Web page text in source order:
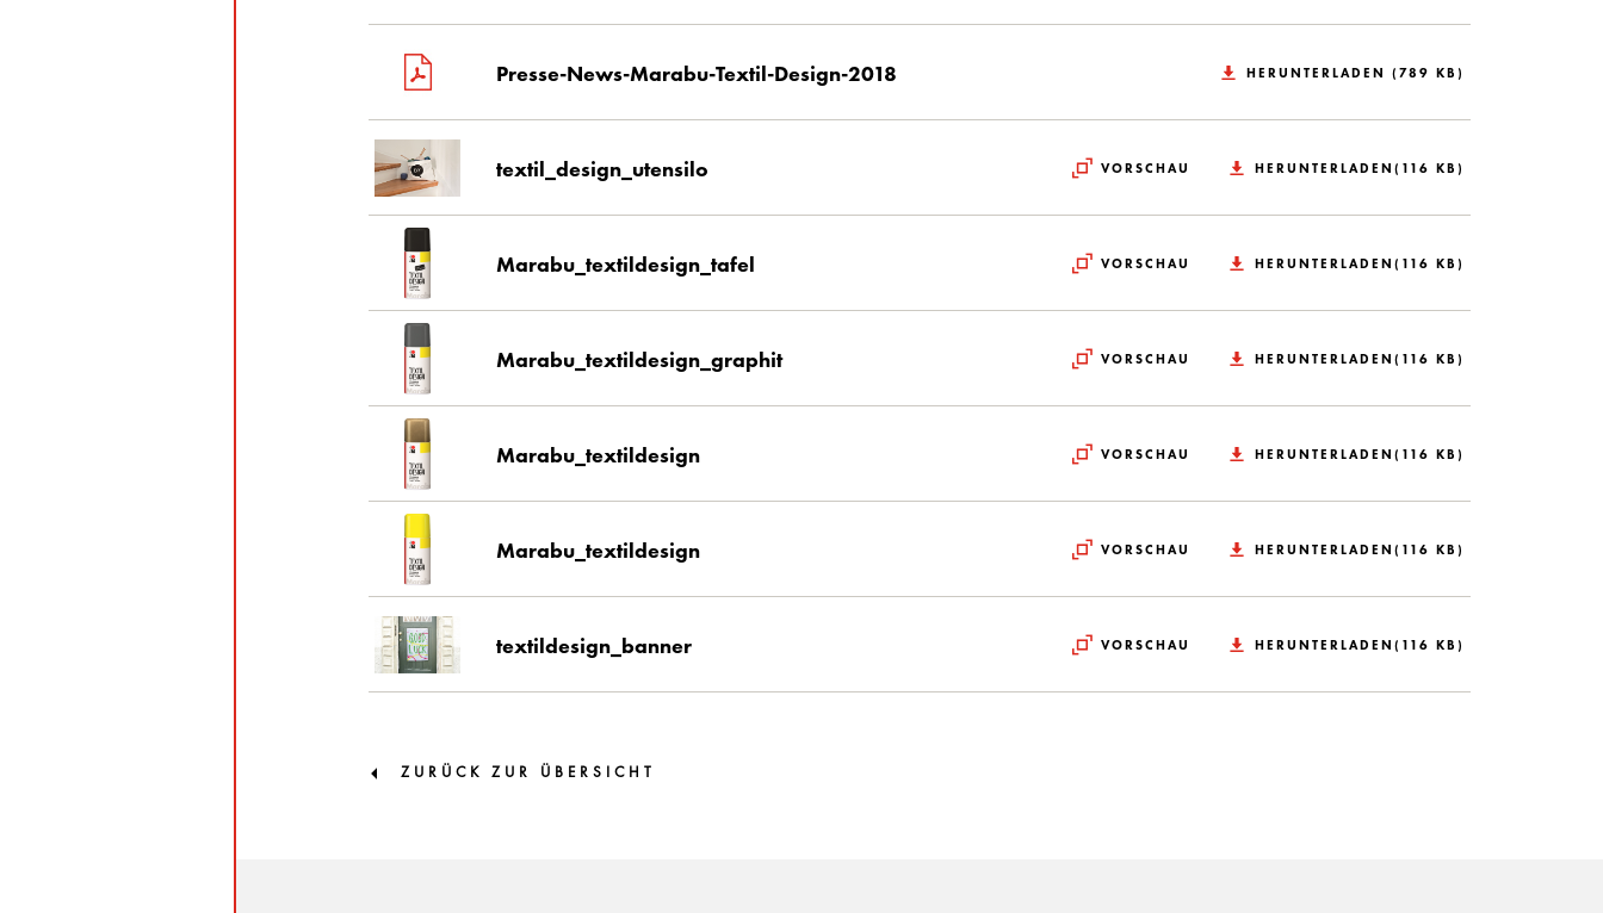
Presse-News-Marabu-Textil-Design-2018 HERUNTERLADEN (789 KB)
textil_design_utensilo VORSCHAU HERUNTERLADEN(116 KB)
Marabu_textildesign_tafel VORSCHAU HERUNTERLADEN(116 KB)
Marabu_textildesign_graphit VORSCHAU HERUNTERLADEN(116 KB)
Marabu_textildesign VORSCHAU HERUNTERLADEN(116 KB)
Marabu_textildesign VORSCHAU HERUNTERLADEN(116 KB)
textildesign_banner VORSCHAU HERUNTERLADEN(116 KB)
ZURÜCK ZUR ÜBERSICHT